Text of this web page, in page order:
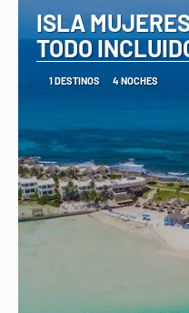
ISLA
TODO
1 DESTINOS 4 NOCHES